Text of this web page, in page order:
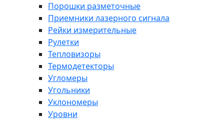
Порошки разметочные
Приемники лазерного сигнала
Рейки измерительные
Рулетки
Тепловизоры
Термодетекторы
Угломеры
Угольники
Уклономеры
Уровни